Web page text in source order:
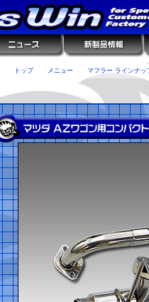
トップ メニュー マフラー ラインナッ